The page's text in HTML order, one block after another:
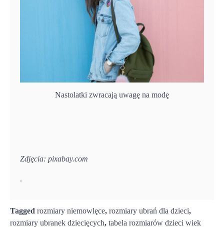
Nastolatki zwracają uwagę na modę
Zdjęcia: pixabay.com
.
Tagged rozmiary niemowlęce, rozmiary ubrań dla dzieci,
rozmiary ubranek dziecięcych, tabela rozmiarów dzieci wiek